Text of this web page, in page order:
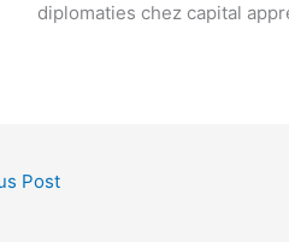
diplomaties chez capital
Post